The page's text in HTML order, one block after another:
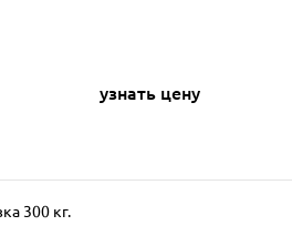
узнать цену
300 кг.